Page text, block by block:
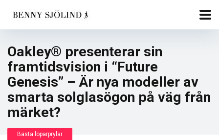
Oakley® presenterar sin
framtidsvision i “Future
Genesis” – Är nya modeller av
smarta solglasögon på väg från
märket?
Bästa löparprylar